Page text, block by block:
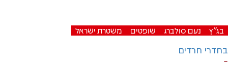
בג"ץ נעם סולברג שופטים משטרת ישראל
בחדרי חרדים